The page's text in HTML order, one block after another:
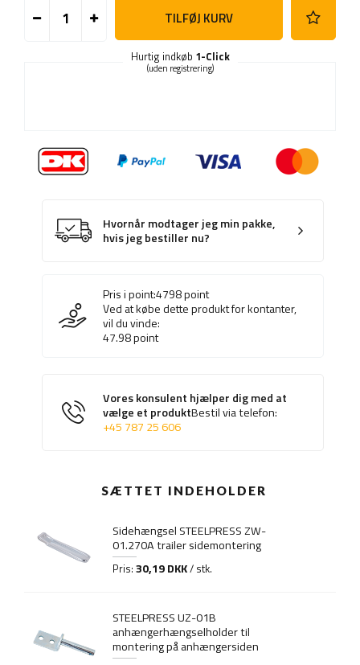
TILFØJ KURV
Hurtig indkøb 1-Click
(uden registrering)
Hvornår modtager jeg min pakke,
hvis jeg bestiller nu?
Pris i point:4798point
Ved at købe dette produkt for kontanter,
vil du vinde:
47.98point
Vores konsulent hjælper dig med at
vælge et produktBestil via telefon:
+45 787 25 606
SÆTTET INDEHOLDER
Sidehængsel STEELPRESS ZW-
01.270A trailer sidemontering
Pris: 30,19 DKK/ stk.
STEELPRESS UZ-01B
anhængerhængselholder til
montering på anhængersiden